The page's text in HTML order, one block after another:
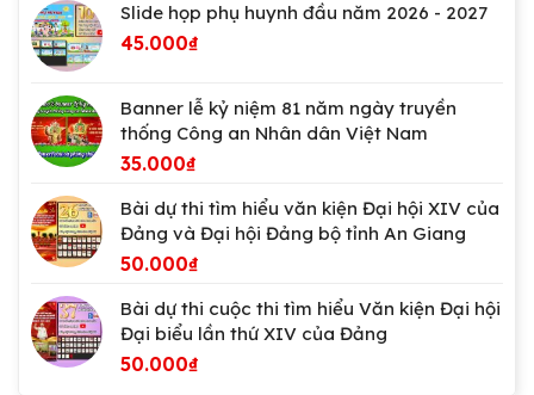
Slide họp phụ huynh đầu năm 2026 - 2027
45.000₫
Banner lễ kỷ niệm 81 năm ngày truyền
thống Công an Nhân dân Việt Nam
35.000₫
Bài dự thi tìm hiểu văn kiện Đại hội XIV của
Đảng và Đại hội Đảng bộ tỉnh An Giang
50.000₫
Bài dự thi cuộc thi tìm hiểu Văn kiện Đại hội
Đại biểu lần thứ XIV của Đảng
50.000₫